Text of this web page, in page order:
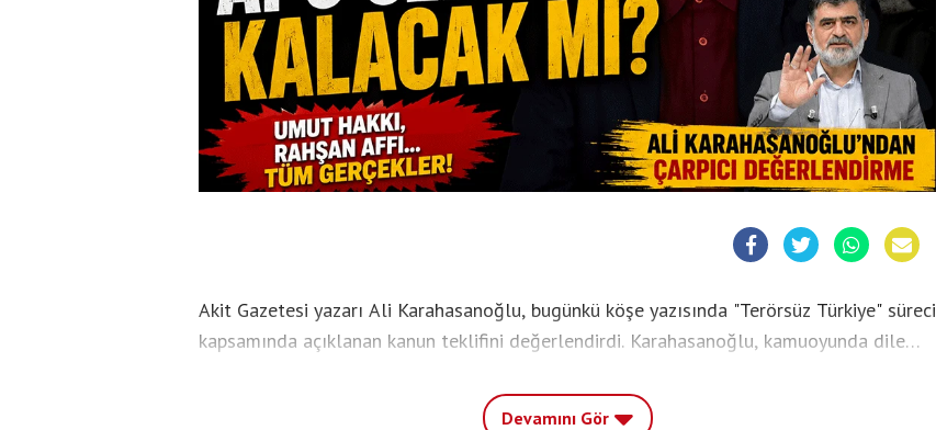
Akit Gazetesi yazarı Ali Karahasanoğlu, bugünkü köşe yazısında "Terörsüz Türkiye" süreci
kapsamında açıklanan kanun teklifini değerlendirdi. Karahasanoğlu, kamuoyunda dile
PKK'nın silah bırakma sürecine ilişkin hukuki zemini oluşturduğunu ifade etti.
Devamını Gör